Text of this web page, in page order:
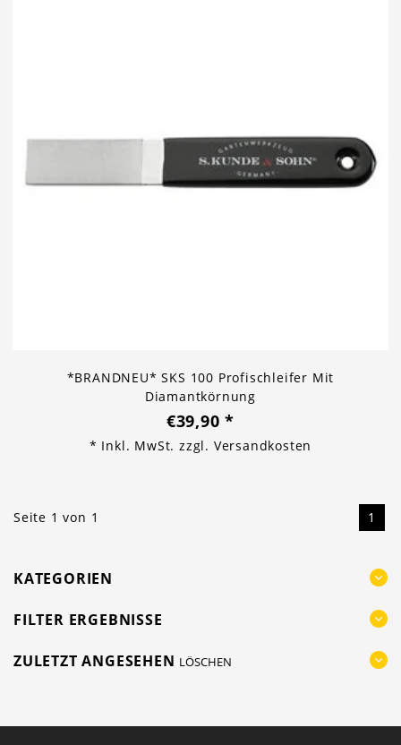
*BRANDNEU* SKS 100 Profischleifer Mit
Diamantkörnung
€39,90*
* Inkl. MwSt. zzgl. Versandkosten
Seite 1 von 1 1
KATEGORIEN
FILTER ERGEBNISSE
ZULETZT ANGESEHEN LÖSCHEN